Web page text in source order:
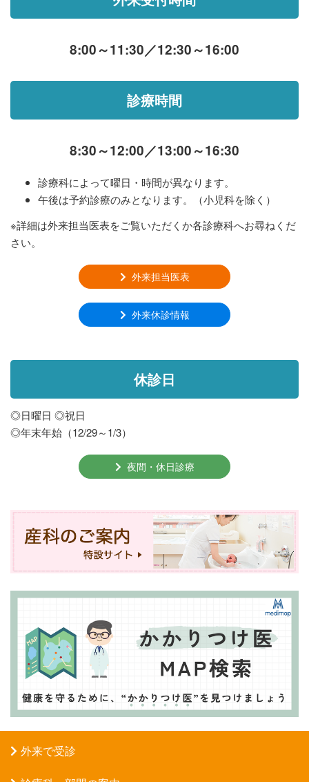
8:00～11:30／12:30～16:00
診療時間
8:30～12:00／13:00～16:30
診療科によって曜日・時間が異なります。
午後は予約診療のみとなります。（小児科を除く）
※詳細は外来担当医表をご覧いただくか各診療科へお尋ねくだ
さい。
外来担当医表
外来休診情報
休診日
◎日曜日 ◎祝日
◎年末年始（12/29～1/3）
夜間・休日診療
外来で受診